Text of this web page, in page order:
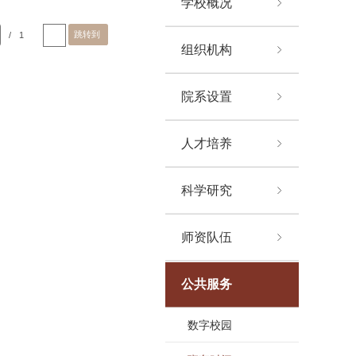
学校概况
组织机构
院系设置
人才培养
科学研究
师资队伍
公共服务
数字校园
/ 1 跳转到